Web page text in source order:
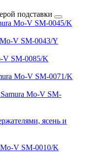
подставки
Mo-V SM-0045/K
V SM-0043/Y
SM-0085/K
Mo-V SM-0071/K
Mo-V SM-
ясень и
V SM-0010/K